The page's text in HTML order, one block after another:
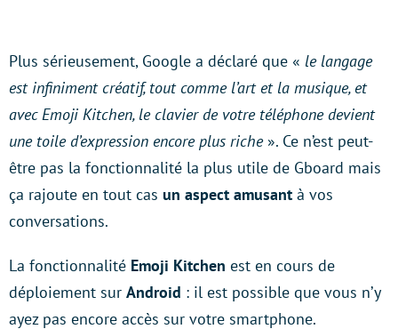
Plus sérieusement, Google a déclaré que « le langage
est infiniment créatif, tout comme l’art et la musique, et
avec Emoji Kitchen, le clavier de votre téléphone devient
une toile d’expression encore plus riche». Ce n’est peut-
être pas la fonctionnalité la plus utile de Gboard mais
ça rajoute en tout cas un aspect amusant à vos
conversations.
La fonctionnalité Emoji Kitchen est en cours de
déploiement sur Android : il est possible que vous n’y
ayez pas encore accès sur votre smartphone.